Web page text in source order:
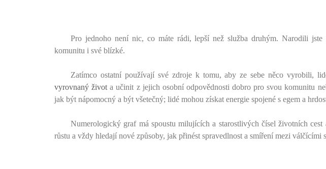
Pro jednoho není nic, co máte rádi, lepší než služba druhým. Narodili
komunitu i své blízké.
Zatímco ostatní používají své zdroje k tomu, aby ze sebe něco vyrobili,
vyrovnaný život a učinit z jejich osobní odpovědnosti dobro pro svou komunitu
jak být nápomocný a být všetečný; lidé mohou získat energie spojené s egem a
Numerologický graf má spoustu milujících a starostlivých čísel životních
růstu a vždy hledají nové způsoby, jak přinést spravedlnost a smíření mezi válčícími